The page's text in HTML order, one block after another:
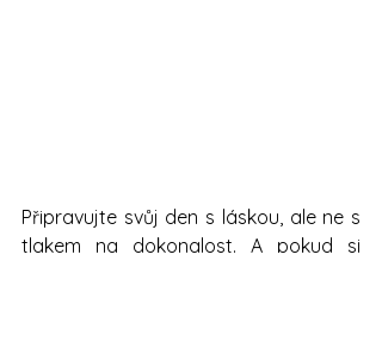
Připravujte svůj den s láskou, ale ne s
tlakem na dokonalost. A pokud si